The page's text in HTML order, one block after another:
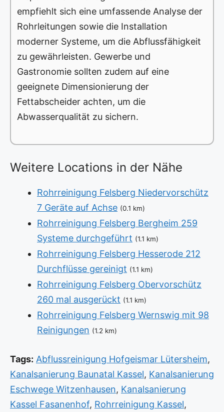
empfiehlt sich eine umfassende Analyse der
Rohrleitungen sowie die Installation
moderner Systeme, um die Abflussfähigkeit
zu gewährleisten. Gewerbe und
Gastronomie sollten zudem auf eine
geeignete Dimensionierung der
Fettabscheider achten, um die
Abwasserqualität zu sichern.
Weitere Locations in der Nähe
Rohrreinigung Felsberg Niedervorschütz
7 Geräte auf Achse (0.1 km)
Rohrreinigung Felsberg Bergheim 259
Systeme durchgeführt (1.1 km)
Rohrreinigung Felsberg Hesserode 212
Durchflüsse gereinigt (1.1 km)
Rohrreinigung Felsberg Obervorschütz
260 mal ausgerückt (1.1 km)
Rohrreinigung Felsberg Wernswig mit 98
Reinigungen (1.2 km)
Tags: Abflussreinigung Hofgeismar Lütersheim,
Kanalsanierung Baunatal Kassel, Kanalsanierung
Eschwege Witzenhausen, Kanalsanierung
Kassel Fasanenhof, Rohrreinigung Kassel,